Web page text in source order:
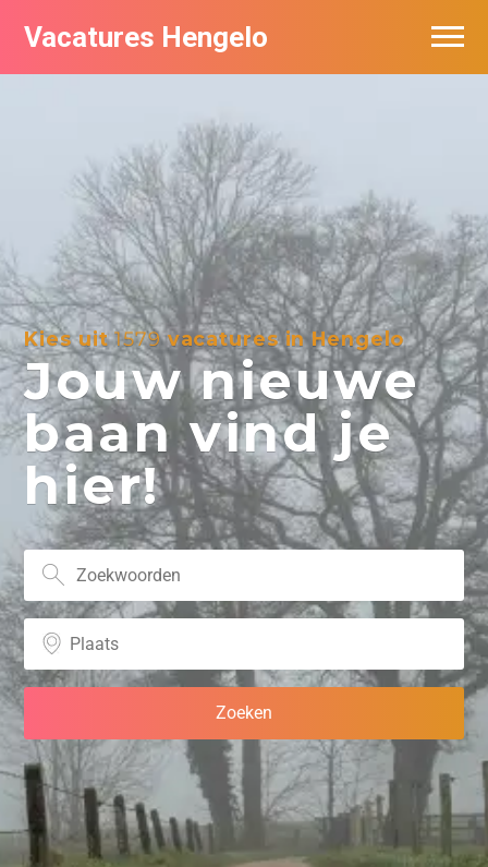
Vacatures Hengelo
Kies uit1579vacatures in Hengelo
Jouw nieuwe
baan vind je
hier!
Vacatures per bedrijf in Hengelo
Nieuwsbrief feed